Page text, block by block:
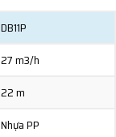
DB11P
27 m3/h
22 m
Nhựa PP